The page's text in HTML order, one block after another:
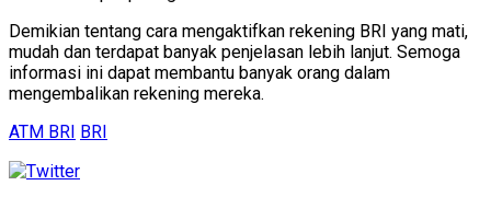
Demikian tentang cara mengaktifkan rekening BRI yang mati,
mudah dan terdapat banyak penjelasan lebih lanjut. Semoga
informasi ini dapat membantu banyak orang dalam
mengembalikan rekening mereka.
ATM BRI
BRI